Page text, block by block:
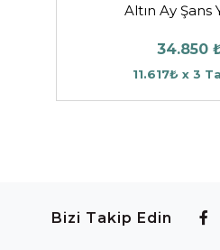
Altın Ay Şans
34.850
11.617₺ x 3
Bizi Takip Edin